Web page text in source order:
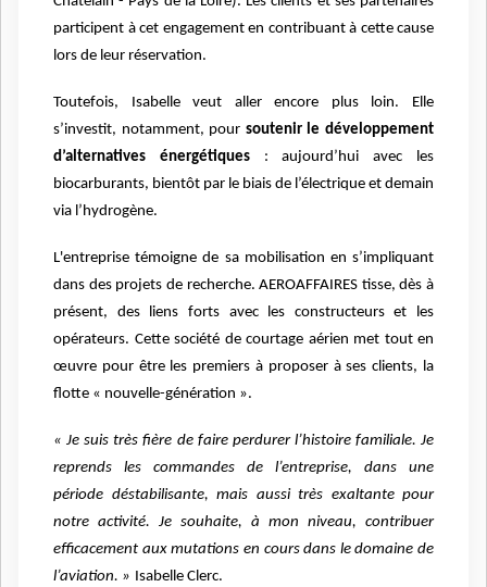
participent à cet engagement en contribuant à cette cause
lors de leur réservation.
Toutefois, Isabelle veut aller encore plus loin. Elle
s’investit, notamment, pour soutenir le développement
d’alternatives énergétiques : aujourd’hui avec les
biocarburants, bientôt par le biais de l’électrique et demain
via l’hydrogène.
L'entreprise témoigne de sa mobilisation en s’impliquant
dans des projets de recherche. AEROAFFAIRES tisse, dès à
présent, des liens forts avec les constructeurs et les
opérateurs. Cette société de courtage aérien met tout en
œuvre pour être les premiers à proposer à ses clients, la
flotte « nouvelle-génération ».
« Je suis très fière de faire perdurer l’histoire familiale. Je
reprends les commandes de l’entreprise, dans une
période déstabilisante, mais aussi très exaltante pour
notre activité. Je souhaite, à mon niveau, contribuer
efficacement aux mutations en cours dans le domaine de
l’aviation. » Isabelle Clerc.